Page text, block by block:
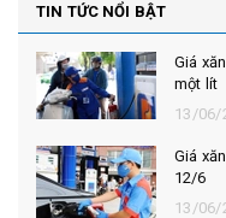
TIN TỨC NỔI BẬT
Giá
một lít
13/06/
Giá
12/6
13/06/